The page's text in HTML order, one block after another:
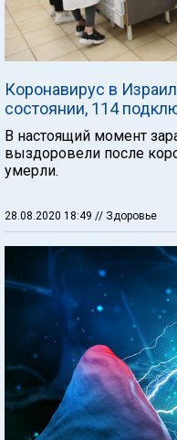
Коронавирус в
состоянии, 114
В настоящий момент
выздоровели после
умерли.
28.08.2020 18:49 // Здоровье